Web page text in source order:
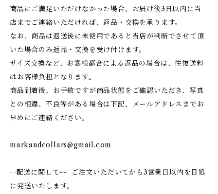
商品にご満足いただけなかった場合、お届け後3日以内に当
店までご連絡いただければ、返品・交換を承ります。
なお、商品は返送後に未使用であると当店が判断でさせて頂
いた場合のみ返品・交換を受け付けます。
サイズ交換など、お客様都合による返品の場合は、往復送料
はお客様負担となります。
商品到着後、お手数ですが商品状態をご確認いただき、写真
との相違、不良等がある場合は下記、メールアドレスまでお
早めにご連絡ください。
markandcollars@gmail.com
--配送に関してｰｰ ご注文いただいてから3営業日以内を目処
に発送いたします。